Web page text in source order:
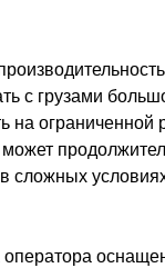
с грузами
на ограниченной
сложных
оператора